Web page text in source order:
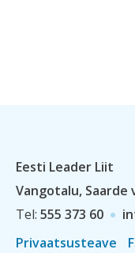
Eesti Leader Liit
Vangotalu, Saarde
Tel: 555 373 60
Privaatsusteave